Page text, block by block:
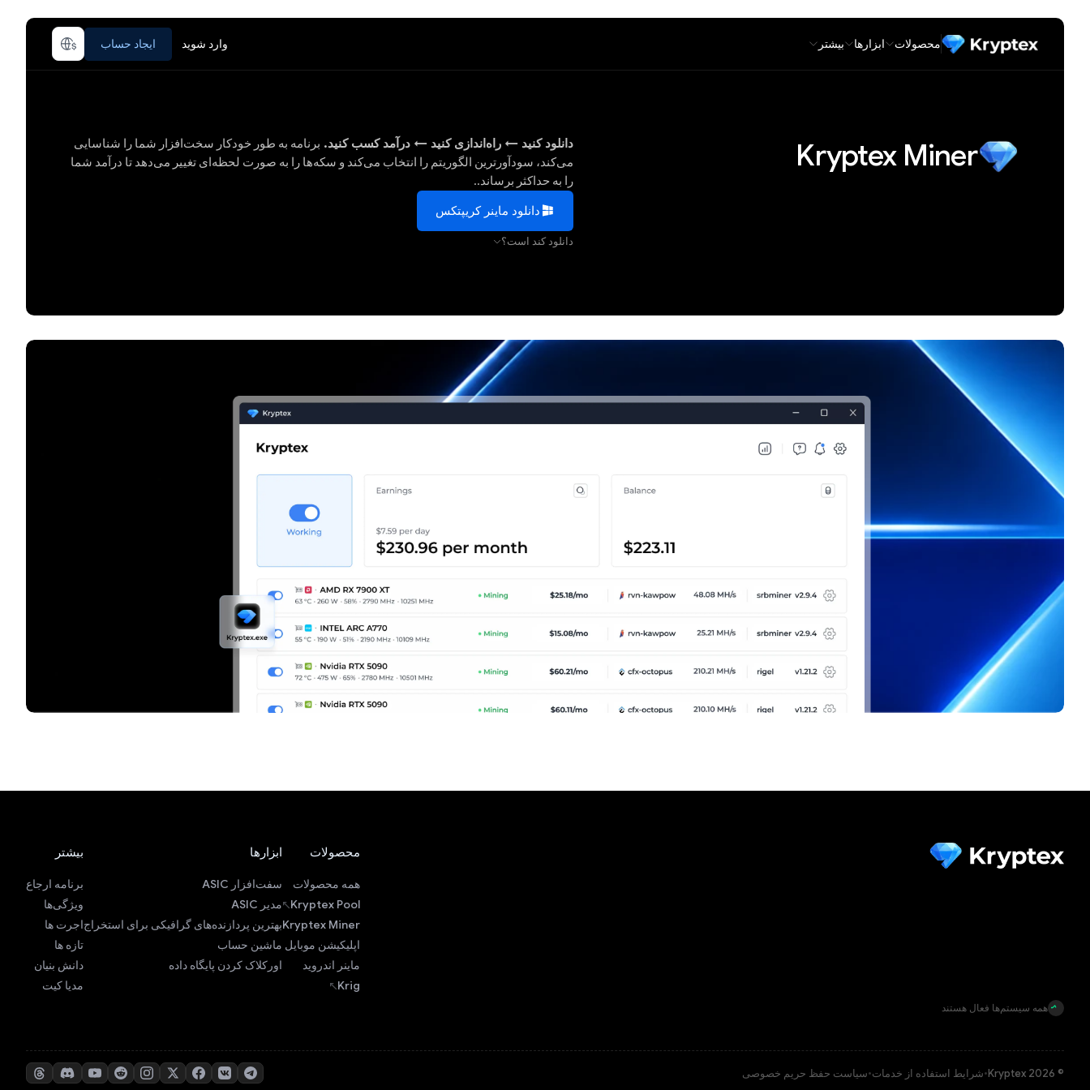
محصولات ابزارها بیشتر وارد شوید ایجاد حساب
Kryptex Miner دانلود کنید → راه‌اندازی کنید → درآمد کسب کنید. برنامه به طور خودکار سخت‌افزار شما را شناسایی
می‌کند، سودآورترین الگوریتم را انتخاب می‌کند و سکه‌ها را به صورت لحظه‌ای تغییر می‌دهد تا درآمد شما
را به حداکثر برساند..
دانلود ماینر کریپتکس
دانلود کند است؟
همه سیستم‌ها فعال هستند
محصولات
همه محصولات
Kryptex Pool
Kryptex Miner
اپلیکیشن موبایل
ماینر اندروید
Krig
ابزارها
سفت‌افزار ASIC
مدیر ASIC
بهترین پردازنده‌های گرافیکی برای استخراج
ماشین حساب
اورکلاک کردن پایگاه داده
بیشتر
برنامه ارجاع
ویژگی‌ها
اجرت ها
تازه ها
دانش بنیان
مدیا کیت
© Kryptex 2026
•شرایط استفاده از خدمات•سیاست حفظ حریم خصوصی